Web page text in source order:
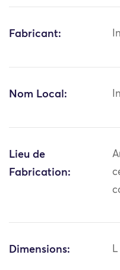
Fabricant:
Nom Local:
Lieu de
Fabrication:
Dimensions: